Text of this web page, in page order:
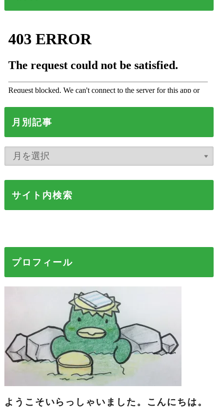
月別記事
サイト内検索
プロフィール
ようこそいらっしゃいました。こんにちは。